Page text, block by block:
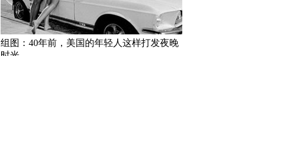
组图：40年前，美国的年轻人这样打发夜晚
时光